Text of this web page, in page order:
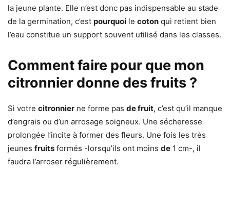
la jeune plante. Elle n’est donc pas indispensable au stade
de la germination, c’est pourquoi le coton qui retient bien
l’eau constitue un support souvent utilisé dans les classes.
Comment faire pour que mon
citronnier donne des fruits ?
Si votre citronnier ne forme pas de fruit, c’est qu’il manque
d’engrais ou d’un arrosage soigneux. Une sécheresse
prolongée l’incite à former des fleurs. Une fois les très
jeunes fruits formés -lorsqu’ils ont moins de 1 cm-, il
faudra l’arroser régulièrement.